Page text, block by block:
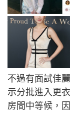
不過有面試佳
示分批進入更
房間中等候，